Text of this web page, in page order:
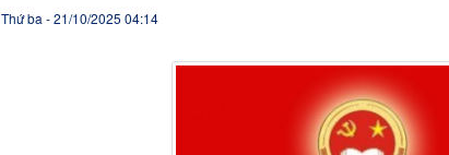
Thứ ba - 21/10/2025 04:14